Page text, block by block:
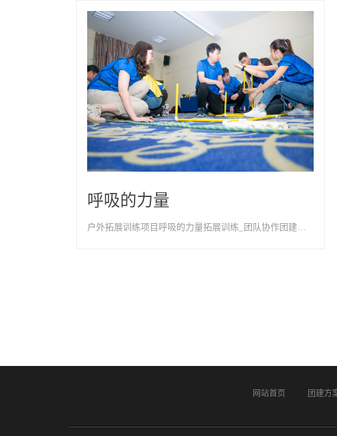
呼吸的力量
网站首页 团建方